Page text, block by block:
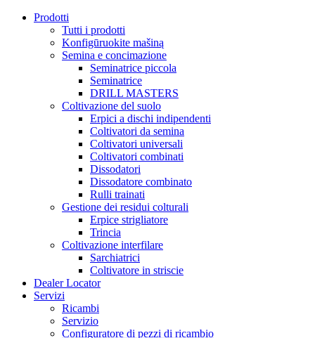
Prodotti
Tutti i prodotti
Konfigūruokite mašiną
Semina e concimazione
Seminatrice piccola
Seminatrice
DRILL MASTERS
Coltivazione del suolo
Erpici a dischi indipendenti
Coltivatori da semina
Coltivatori universali
Coltivatori combinati
Dissodatori
Dissodatore combinato
Rulli trainati
Gestione dei residui colturali
Erpice strigliatore
Trincia
Coltivazione interfilare
Sarchiatrici
Coltivatore in striscie
Dealer Locator
Servizi
Ricambi
Servizio
Configuratore di pezzi di ricambio